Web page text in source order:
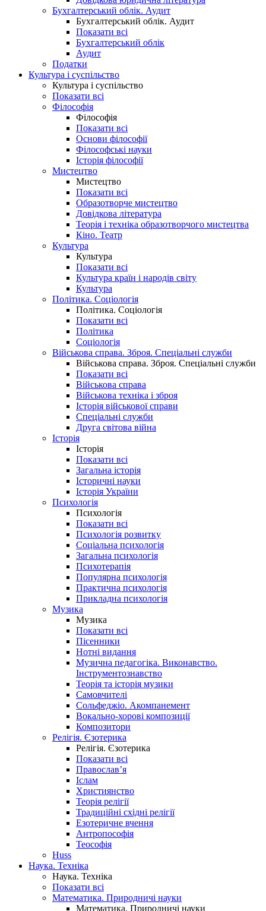
Бухгалтерський облік. Аудит
Бухгалтерський облік. Аудит
Показати всі
Бухгалтерський облік
Аудит
Податки
Культура і суспільство
Культура і суспільство
Показати всі
Філософія
Філософія
Показати всі
Основи філософії
Філософські науки
Історія філософії
Мистецтво
Мистецтво
Показати всі
Образотворче мистецтво
Довідкова література
Теорія і техніка образотворчого мистецтва
Кіно. Театр
Культура
Культура
Показати всі
Культура країн і народів світу
Культура
Політика. Соціологія
Політика. Соціологія
Показати всі
Політика
Соціологія
Військова справа. Зброя. Спеціальні служби
Військова справа. Зброя. Спеціальні служби
Показати всі
Військова справа
Військова техніка і зброя
Історія військової справи
Спеціальні служби
Друга світова війна
Історія
Історія
Показати всі
Загальна історія
Історичні науки
Історія України
Психологія
Психологія
Показати всі
Психологія розвитку
Соціальна психологія
Загальна психологія
Психотерапія
Популярна психологія
Практична психологія
Прикладна психологія
Музика
Музика
Показати всі
Пісенники
Нотні видання
Музична педагогіка. Виконавство.
Інструментознавство
Теорія та історія музики
Самовчителі
Сольфеджіо. Акомпанемент
Вокально-хорові композиції
Композитори
Релігія. Єзотерика
Релігія. Єзотерика
Показати всі
Православ’я
Іслам
Християнство
Теорія релігії
Традиційні східні релігії
Езотеричне вчення
Антропософія
Теософія
Huss
Наука. Техніка
Наука. Техніка
Показати всі
Математика. Природничі науки
Математика. Природничі науки